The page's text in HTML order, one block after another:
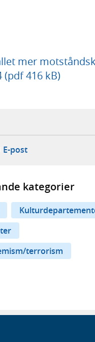
mer
(pdf 416 kB)
webbplats,
extern webbplats,
i ny flik, extern
E-post- öppnar din e-
kategorier
terrorism